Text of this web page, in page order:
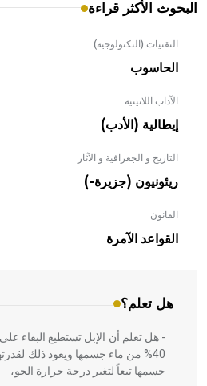
البحوث الأكثر قراءة
التقنيات (التكنولوجية)
الحاسوب
الآداب اللاتينية
إيطالية (الأدب)
التاريخ و الجغرافية و الآثار
ريئونيون (جزيرة-)
القانون
القواعد الآمرة
هل تعلم؟
- هل تعلم أن الأبلق نوع من
بالعمارة الإسلامية في بلاد
المعمار على بناء مداميكه وخاصة في
- هل تعلم أن الإبل تستطيع البقاء
40% من ماء جسمها ويعود ذلك
جسمها تبعاً لتغير درجة حرارة الجو،